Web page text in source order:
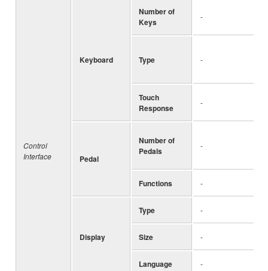
Control
Interface
Keyboard
Number of
Keys
-
Type -
Touch
Response
-
Pedal
Number of
Pedals
-
Functions -
Display
Type -
Size -
Language -